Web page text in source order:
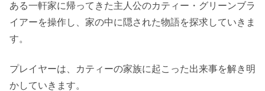
ある一軒家に帰ってきた主人公のカティー・グリーンブラ
イアーを操作し、家の中に隠された物語を探求していきま
す。
プレイヤーは、カティーの家族に起こった出来事を解き明
かしていきます。